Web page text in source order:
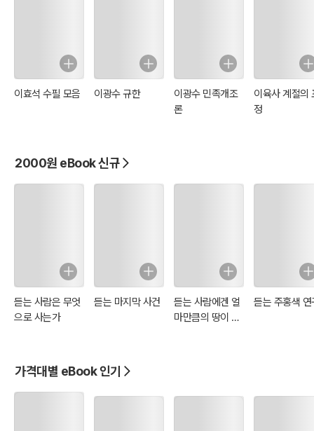
이효석 수필 모음 이광수 규한
이광수 민족개조
론
이육사 계절의
정
2000원 eBook 신규
듣는 사람은 무엇
으로 사는가
듣는 마지막 사건
듣는 사람에겐 얼
마만큼의 땅이 필
듣는 주홍색 연
가격대별 eBook 인기